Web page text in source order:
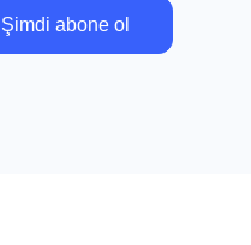
Şimdi abone ol